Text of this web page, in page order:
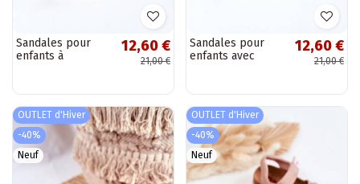
Sandales pour
enfants à
12,60 €
21,00 €
Sandales pour
enfants avec
12,60 €
21,00 €
OUTLET d'Hiver
-40%
Neuf
OUTLET d'Hiver
-40%
Neuf